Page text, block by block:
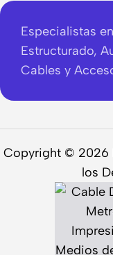
Especialistas
Estructurado,
Cables y
Copyright © 2026
los